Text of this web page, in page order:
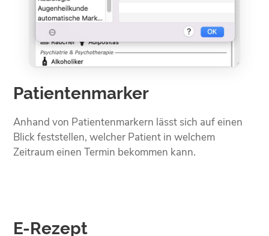
Patientenmarker
Anhand von Patientenmarkern lässt sich auf einen
Blick feststellen, welcher Patient in welchem
Zeitraum einen Termin bekommen kann.
E-Rezept